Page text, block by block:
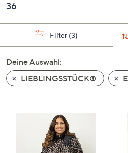
Pfeiltasten
nach
und
nach
unten
oder
36
Filter (3)
Deine Auswahl:
LIEBLINGSSTÜCK®